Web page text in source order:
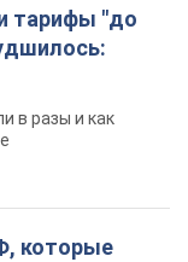
тарифы "до
в разы и как
которые